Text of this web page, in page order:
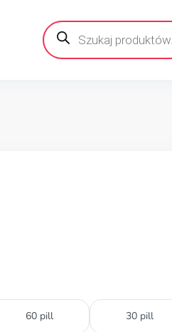
Wyszukiwarka
produktów
60 pill 30 pill